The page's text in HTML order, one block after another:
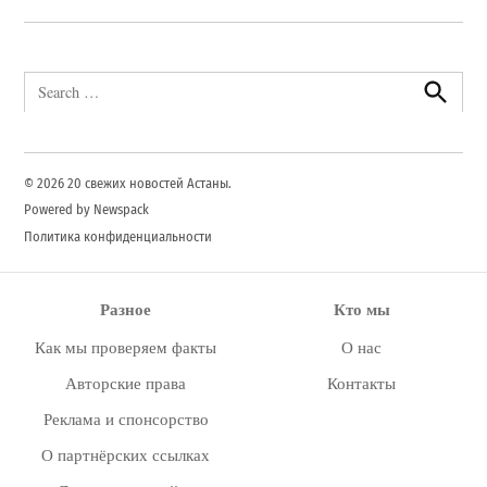
Search
for:
Search
© 2026 20 свежих новостей Астаны.
Powered by Newspack
Политика конфиденциальности
Разное
Как мы проверяем факты
Авторские права
Реклама и спонсорство
О партнёрских ссылках
Кто мы
О нас
Контакты